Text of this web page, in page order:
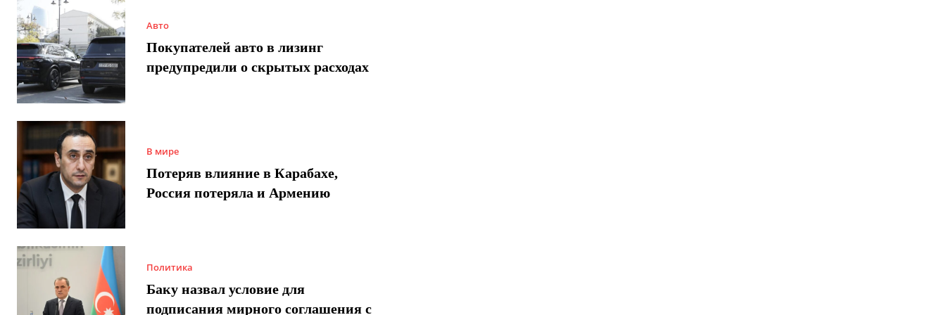
Авто
Покупателей авто в лизинг
предупредили о скрытых расходах
В мире
Потеряв влияние в Карабахе,
Россия потеряла и Армению
Политика
Баку назвал условие для
подписания мирного соглашения с